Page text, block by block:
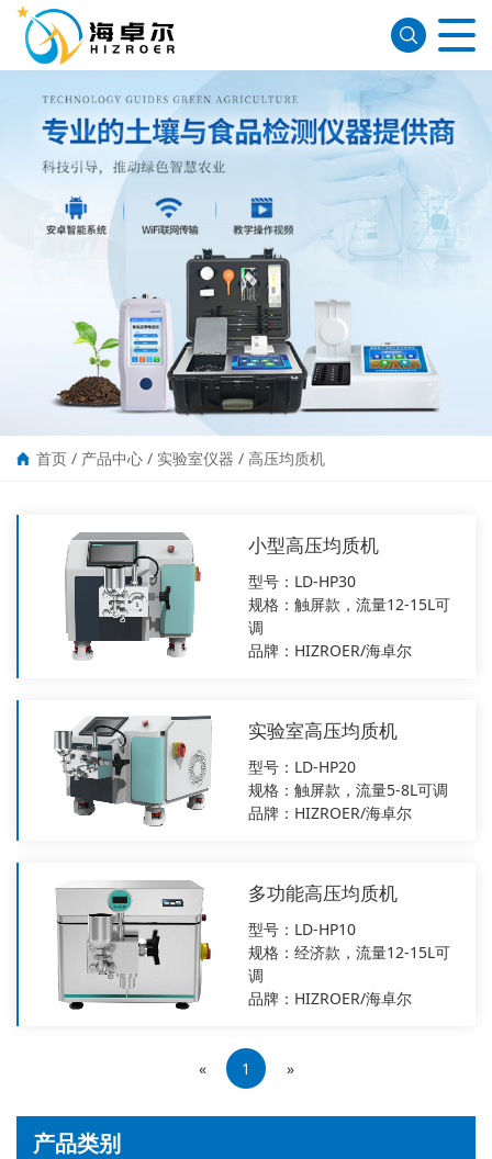
首页 / 产品中心 / 实验室仪器 / 高压均质机
产品类别
小型高压均质机
型号：LD-HP30
规格：触屏款，流量12-15L可
调
品牌：HIZROER/海卓尔
实验室高压均质机
型号：LD-HP20
规格：触屏款，流量5-8L可调
品牌：HIZROER/海卓尔
多功能高压均质机
型号：LD-HP10
规格：经济款，流量12-15L可
调
品牌：HIZROER/海卓尔
« 1 »